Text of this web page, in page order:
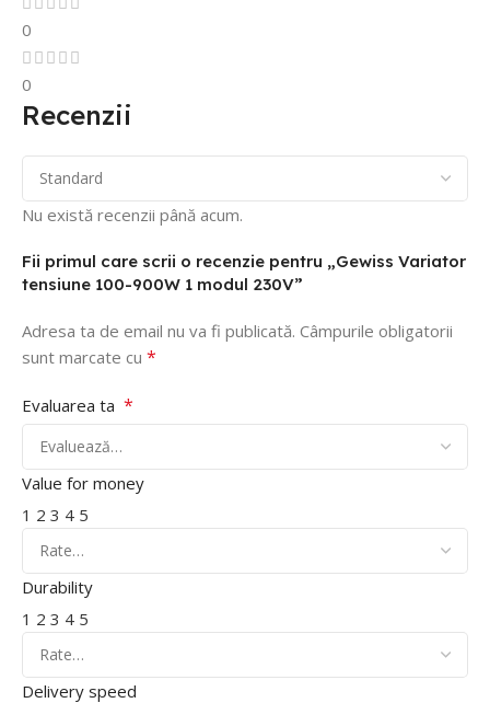
0
0
Recenzii
Nu există recenzii până acum.
Fii primul care scrii o recenzie pentru „Gewiss Variator
tensiune 100-900W 1 modul 230V”
Adresa ta de email nu va fi publicată. Câmpurile obligatorii
sunt marcate cu *
Evaluarea ta *
Value for money
1 2 3 4 5
Durability
1 2 3 4 5
Delivery speed